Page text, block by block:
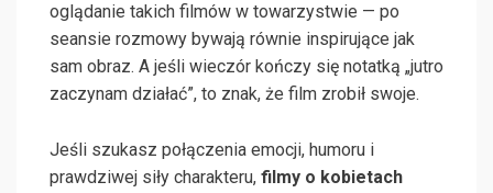
oglądanie takich filmów w towarzystwie — po
seansie rozmowy bywają równie inspirujące jak
sam obraz. A jeśli wieczór kończy się notatką „jutro
zaczynam działać”, to znak, że film zrobił swoje.
Jeśli szukasz połączenia emocji, humoru i
prawdziwej siły charakteru, filmy o kobietach